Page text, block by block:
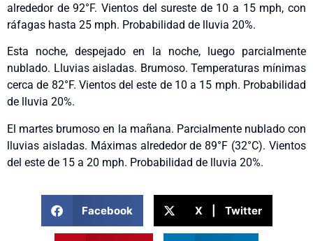
alrededor de 92°F. Vientos del sureste de 10 a 15 mph, con
ráfagas hasta 25 mph. Probabilidad de lluvia 20%.
Esta noche, despejado en la noche, luego parcialmente
nublado. Lluvias aisladas. Brumoso. Temperaturas mínimas
cerca de 82°F. Vientos del este de 10 a 15 mph. Probabilidad
de lluvia 20%.
El martes brumoso en la mañana. Parcialmente nublado con
lluvias aisladas. Máximas alrededor de 89°F (32°C). Vientos
del este de 15 a 20 mph. Probabilidad de lluvia 20%.
Facebook X | Twitter